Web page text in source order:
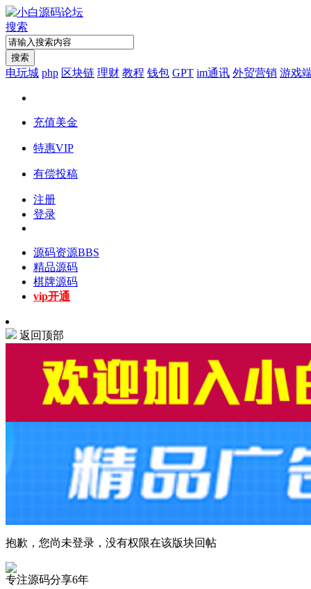
搜索
搜索
电玩城 php 区块链 理财 教程 钱包 GPT im通讯 外贸营销 游戏
充值美金
特惠VIP
有偿投稿
注册
登录
源码资源BBS
精品源码
棋牌源码
vip开通
返回顶部
抱歉，您尚未登录，没有权限在该版块回帖
专注源码分享6年